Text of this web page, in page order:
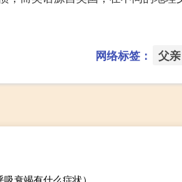
网络标签： 父亲
衰竭有什么症状）